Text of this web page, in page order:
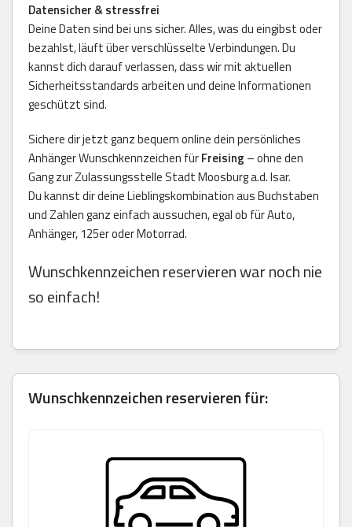
Datensicher & stressfrei
Deine Daten sind bei uns sicher. Alles, was du eingibst oder
bezahlst, läuft über verschlüsselte Verbindungen. Du
kannst dich darauf verlassen, dass wir mit aktuellen
Sicherheitsstandards arbeiten und deine Informationen
geschützt sind.
Sichere dir jetzt ganz bequem online dein persönliches
Anhänger Wunschkennzeichen fürFreising – ohne den
Gang zur Zulassungsstelle Stadt Moosburg a.d. Isar.
Du kannst dir deine Lieblingskombination aus Buchstaben
und Zahlen ganz einfach aussuchen, egal ob für Auto,
Anhänger, 125er oder Motorrad.
Wunschkennzeichen reservieren war noch nie
so einfach!
Wunschkennzeichen reservieren für: